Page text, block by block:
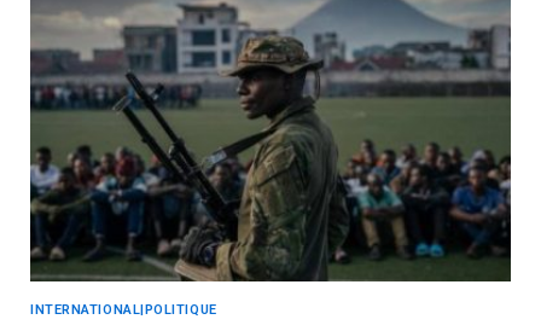
INTERNATIONAL|POLITIQUE